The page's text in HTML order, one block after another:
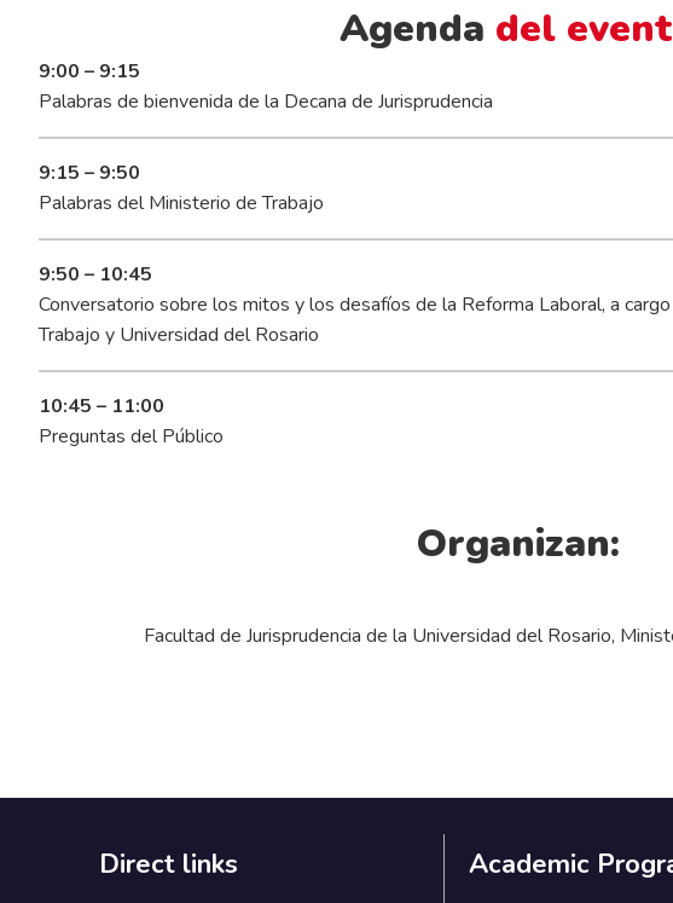
Agenda del
9:00 – 9:15
Palabras de bienvenida de la Decana de Jurisprudencia
9:15 – 9:50
Palabras del Ministerio de Trabajo
9:50 – 10:45
Conversatorio sobre los mitos y los desafíos de la Reforma Laboral, a
Trabajo y Universidad del Rosario
10:45 – 11:00
Preguntas del Público
Organizan:
Facultad de Jurisprudencia de la Universidad del Rosario,
Direct links Academic